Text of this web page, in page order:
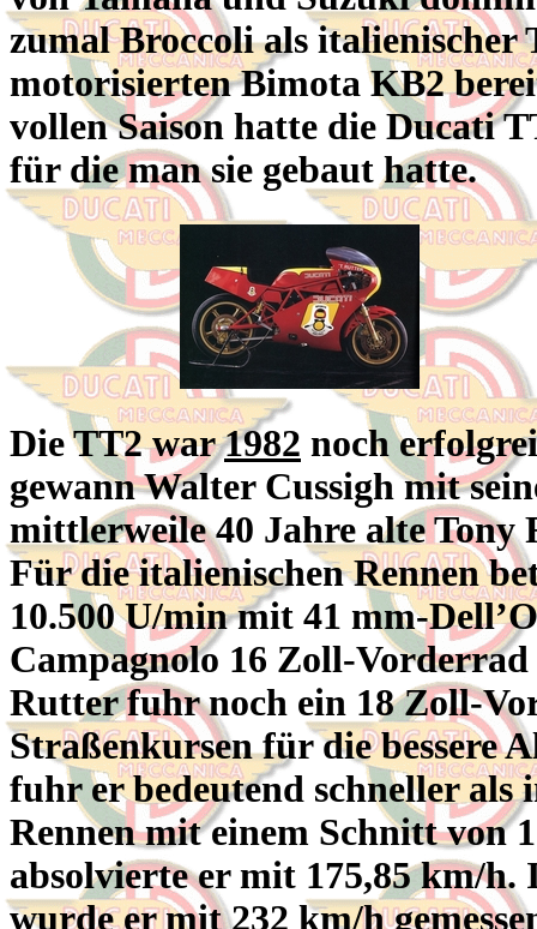
zumal Broccoli als
motorisierten Bimota KB2
vollen Saison hatte die Ducati
für die man sie gebaut hatte.
Die TT2 war1982 noch
gewann Walter Cussigh mit
mittlerweile 40 Jahre alte
Für die italienischen Rennen
10.500 U/min mit 41 mm-
Campagnolo 16 Zoll-
Rutter fuhr noch ein 18 Zoll-
Straßenkursen für die bessere
fuhr er bedeutend schneller
Rennen mit einem Schnitt von
absolvierte er mit 175,85 km/
wurde er mit 232 km/h